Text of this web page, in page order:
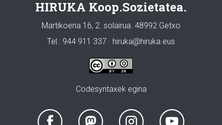
HIRUKA Koop.Sozietatea.
Martikoena 16, 2. solairua. 48992 Getxo
Tel.: 944 911 337 · hiruka@hiruka.eus
Codesyntaxek egina